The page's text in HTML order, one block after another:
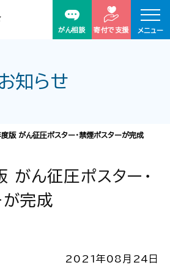
がん相談 寄付で支援 メニュー
知らせ
版 がん征圧ポスター・禁煙ポスターが完成
ん征圧ポスター・
が完成
2021年08月24日